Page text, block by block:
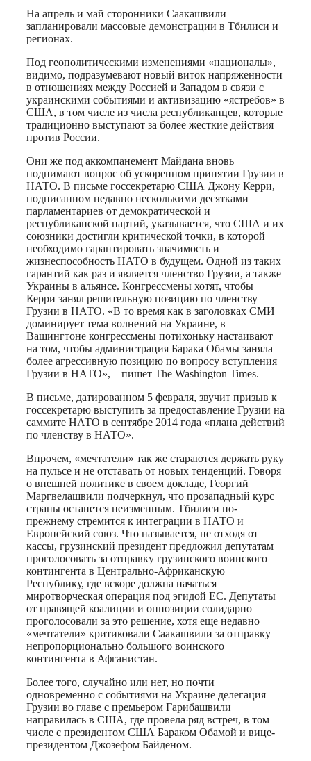
На апрель и май сторонники Саакашвили
запланировали массовые демонстрации в Тбилиси и
регионах.
Под геополитическими изменениями «националы»,
видимо, подразумевают новый виток напряженности
в отношениях между Россией и Западом в связи с
украинскими событиями и активизацию «ястребов» в
США, в том числе из числа республиканцев, которые
традиционно выступают за более жесткие действия
против России.
Они же под аккомпанемент Майдана вновь
поднимают вопрос об ускоренном принятии Грузии в
НАТО. В письме госсекретарю США Джону Керри,
подписанном недавно несколькими десятками
парламентариев от демократической и
республиканской партий, указывается, что США и их
союзники достигли критической точки, в которой
необходимо гарантировать значимость и
жизнеспособность НАТО в будущем. Одной из таких
гарантий как раз и является членство Грузии, а также
Украины в альянсе. Конгрессмены хотят, чтобы
Керри занял решительную позицию по членству
Грузии в НАТО. «В то время как в заголовках СМИ
доминирует тема волнений на Украине, в
Вашингтоне конгрессмены потихоньку настаивают
на том, чтобы администрация Барака Обамы заняла
более агрессивную позицию по вопросу вступления
Грузии в НАТО», – пишет The Washington Times.
В письме, датированном 5 февраля, звучит призыв к
госсекретарю выступить за предоставление Грузии на
саммите НАТО в сентябре 2014 года «плана действий
по членству в НАТО».
Впрочем, «мечтатели» так же стараются держать руку
на пульсе и не отставать от новых тенденций. Говоря
о внешней политике в своем докладе, Георгий
Маргвелашвили подчеркнул, что прозападный курс
страны останется неизменным. Тбилиси по-
прежнему стремится к интеграции в НАТО и
Европейский союз. Что называется, не отходя от
кассы, грузинский президент предложил депутатам
проголосовать за отправку грузинского воинского
контингента в Центрально-Африканскую
Республику, где вскоре должна начаться
миротворческая операция под эгидой ЕС. Депутаты
от правящей коалиции и оппозиции солидарно
проголосовали за это решение, хотя еще недавно
«мечтатели» критиковали Саакашвили за отправку
непропорционально большого воинского
контингента в Афганистан.
Более того, случайно или нет, но почти
одновременно с событиями на Украине делегация
Грузии во главе с премьером Гарибашвили
направилась в США, где провела ряд встреч, в том
числе с президентом США Бараком Обамой и вице-
президентом Джозефом Байденом.